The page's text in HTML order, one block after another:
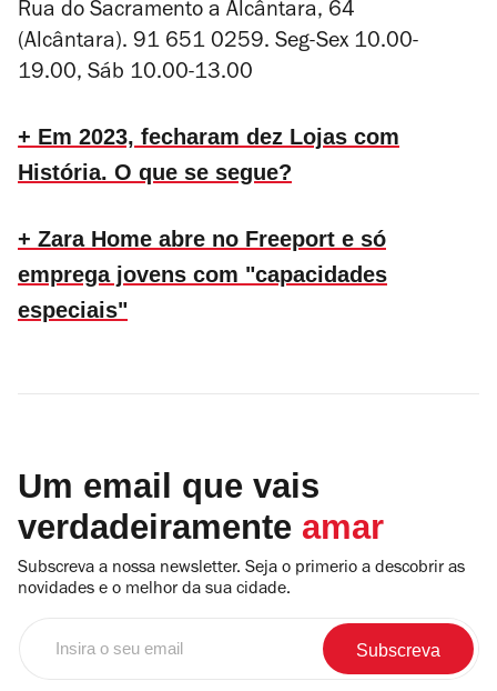
Rua do Sacramento a Alcântara, 64
(Alcântara). 91 651 0259. Seg-Sex 10.00-
19.00, Sáb 10.00-13.00
+ Em 2023, fecharam dez Lojas com
História. O que se segue?
+ Zara Home abre no Freeport e só
emprega jovens com "capacidades
especiais"
Um email que vais
verdadeiramente amar
Subscreva a nossa newsletter. Seja o primerio a descobrir as
novidades e o melhor da sua cidade.